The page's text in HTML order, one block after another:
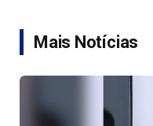
Mais Notícias